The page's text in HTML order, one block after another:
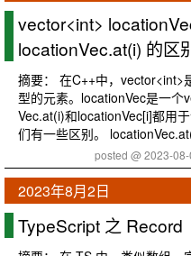
vector<int>
locationVec.at(i) 的区
摘要： 在C++中，vector<int>
型的元素。locationVec是一
Vec.at(i)和locationVec[i]都用
们有一些区别。
posted @ 2023-
2023年8月2日
TypeScript 之 Record